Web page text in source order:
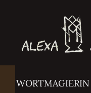
springen